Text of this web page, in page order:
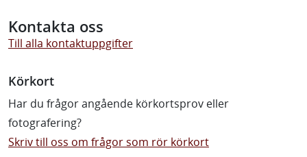
Kontakta oss
Till alla kontaktuppgifter
Körkort
Har du frågor angående körkortsprov eller
fotografering?
Skriv till oss om frågor som rör körkort